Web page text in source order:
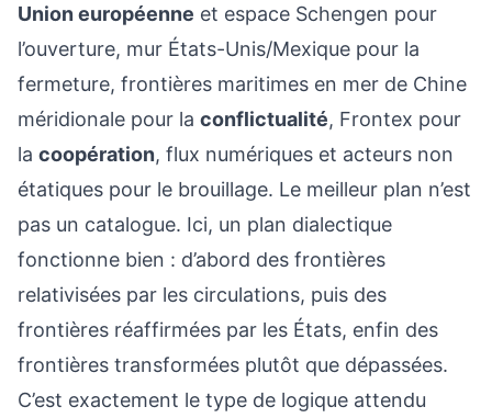
Union européenne et espace Schengen pour
l’ouverture, mur États-Unis/Mexique pour la
fermeture, frontières maritimes en mer de Chine
méridionale pour la conflictualité, Frontex pour
la coopération, flux numériques et acteurs non
étatiques pour le brouillage. Le meilleur plan n’est
pas un catalogue. Ici, un plan dialectique
fonctionne bien : d’abord des frontières
relativisées par les circulations, puis des
frontières réaffirmées par les États, enfin des
frontières transformées plutôt que dépassées.
C’est exactement le type de logique attendu